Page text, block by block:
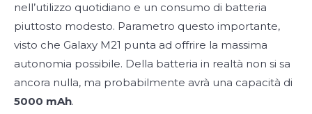
nell’utilizzo quotidiano e un consumo di batteria
piuttosto modesto. Parametro questo importante,
visto che Galaxy M21 punta ad offrire la massima
autonomia possibile. Della batteria in realtà non si sa
ancora nulla, ma probabilmente avrà una capacità di
5000 mAh.